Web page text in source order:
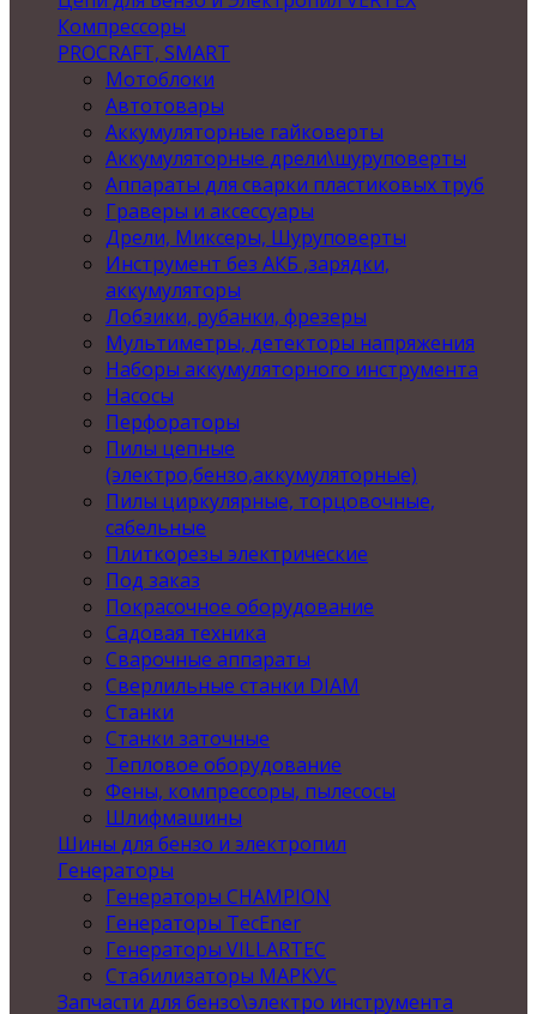
Компрессоры
PROCRAFT, SMART
Мотоблоки
Автотовары
Аккумуляторные гайковерты
Аккумуляторные дрели\шуруповерты
Аппараты для сварки пластиковых труб
Граверы и аксессуары
Дрели, Миксеры, Шуруповерты
Инструмент без АКБ ,зарядки,
аккумуляторы
Лобзики, рубанки, фрезеры
Мультиметры, детекторы напряжения
Наборы аккумуляторного инструмента
Насосы
Перфораторы
Пилы цепные
(электро,бензо,аккумуляторные)
Пилы циркулярные, торцовочные,
сабельные
Плиткорезы электрические
Под заказ
Покрасочное оборудование
Садовая техника
Сварочные аппараты
Сверлильные станки DIAM
Станки
Станки заточные
Тепловое оборудование
Фены, компрессоры, пылесосы
Шлифмашины
Шины для бензо и электропил
Генераторы
Генераторы CHAMPION
Генераторы TecEner
Генераторы VILLARTEC
Стабилизаторы МАРКУС
Запчасти для бензо\электро инструмента